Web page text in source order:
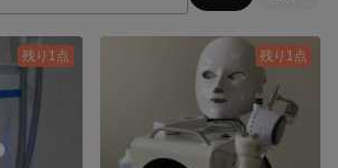
残り1点 残り1点